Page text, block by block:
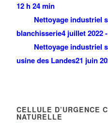
12 h 24 min
Nettoyage industriel
blanchisserie4 juillet 2022
Nettoyage industriel
usine des Landes21 juin
CELLULE D’URGENCE
NATURELLE